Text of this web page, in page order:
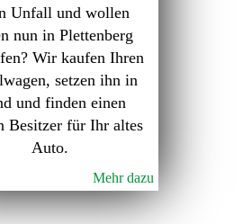
Unfall und wollen
nun in Plettenberg
Wir kaufen Ihren
setzen ihn in
und finden einen
Besitzer für Ihr altes
Auto.
Mehr dazu